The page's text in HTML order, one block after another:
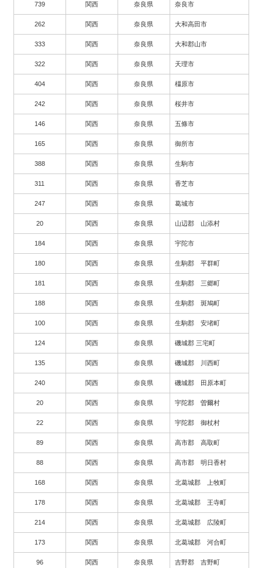
739 関西 奈良県 奈良市
262 関西 奈良県 大和高田市
333 関西 奈良県 大和郡山市
322 関西 奈良県 天理市
404 関西 奈良県 橿原市
242 関西 奈良県 桜井市
146 関西 奈良県 五條市
165 関西 奈良県 御所市
388 関西 奈良県 生駒市
311 関西 奈良県 香芝市
247 関西 奈良県 葛城市
20 関西 奈良県 山辺郡 山添村
184 関西 奈良県 宇陀市
180 関西 奈良県 生駒郡 平群町
181 関西 奈良県 生駒郡 三郷町
188 関西 奈良県 生駒郡 斑鳩町
100 関西 奈良県 生駒郡 安堵町
124 関西 奈良県 磯城郡 三宅町
135 関西 奈良県 磯城郡 川西町
240 関西 奈良県 磯城郡 田原本町
20 関西 奈良県 宇陀郡 曽爾村
22 関西 奈良県 宇陀郡 御杖村
89 関西 奈良県 高市郡 高取町
88 関西 奈良県 高市郡 明日香村
168 関西 奈良県 北葛城郡 上牧町
178 関西 奈良県 北葛城郡 王寺町
214 関西 奈良県 北葛城郡 広陵町
173 関西 奈良県 北葛城郡 河合町
96 関西 奈良県 吉野郡 吉野町